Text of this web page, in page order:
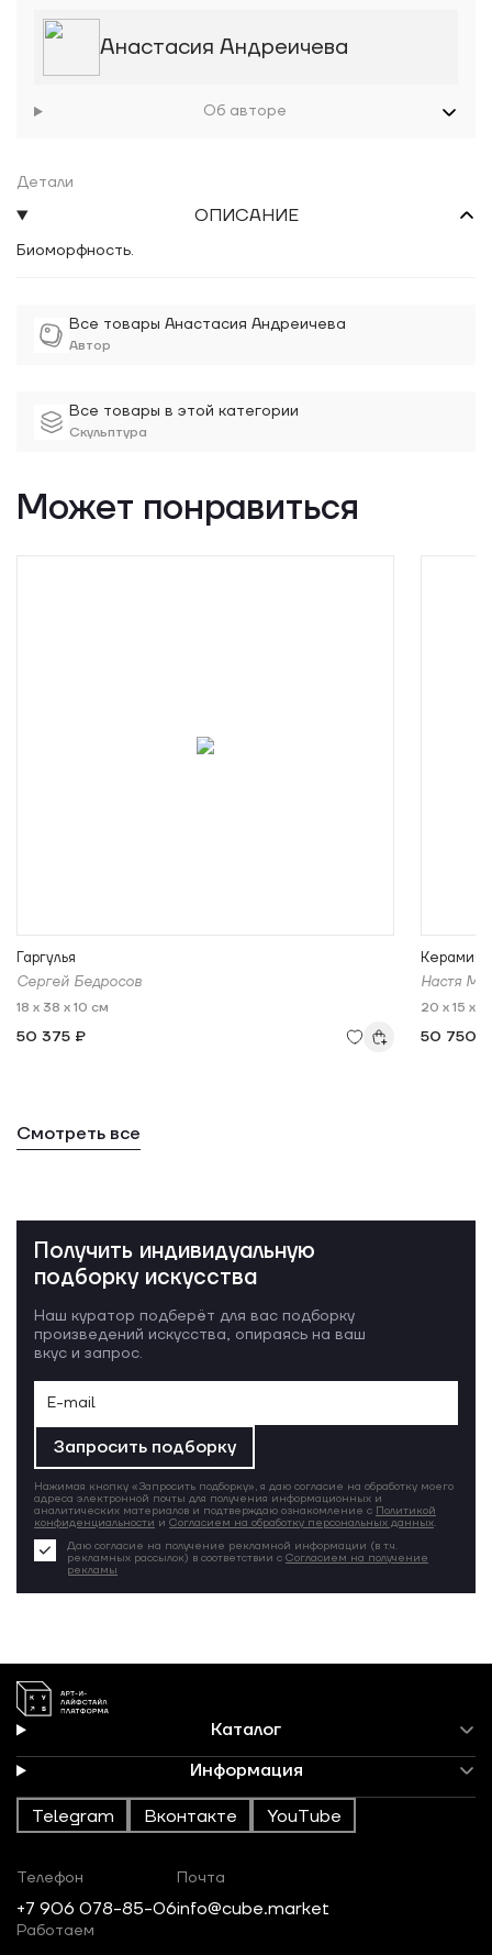
Все товары Анастасия Андреичева
Автор
Все товары в этой категории
Скульптура
Анастасия Андреичева
Об авторе
Детали
ОПИСАНИЕ
Биоморфность.
Может понравиться
Гаргулья
Сергей Бедросов
18 x 38 x 10 см
50 375 ₽
Настя
20 x 15 x
50 750 ₽
Смотреть все
Получить индивидуальную
подборку искусства
Наш куратор подберёт для вас подборку
произведений искусства, опираясь на ваш
вкус и запрос.
Запросить подборку
Нажимая кнопку «Запросить подборку», я даю согласие на обработку моего
адреса электронной почты для получения информационных и
аналитических материалов и подтверждаю ознакомление с Политикой
конфиденциальности и Согласием на обработку персональных данных.
Даю согласие на получение рекламной информации (в т.ч.
рекламных рассылок) в соответствии с Согласием на получение
рекламы
Каталог
Информация
Telegram Вконтакте YouTube
Телефон
+7 906 078-85-06
Почта
info@cube.market
Работаем